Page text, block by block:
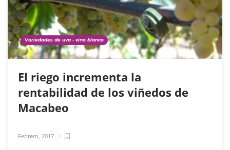
Variedades de uva - vino blanco
El riego incrementa la
rentabilidad de los viñedos de
Macabeo
Febrero, 2017